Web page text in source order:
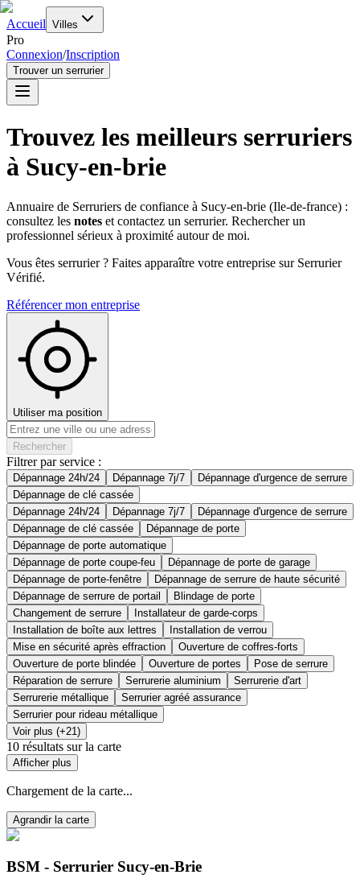
Accueil Villes
Pro
Connexion/Inscription
Trouver un serrurier
Trouvez les meilleurs serruriers
à Sucy-en-brie
Annuaire de Serruriers de confiance à Sucy-en-brie (Ile-de-france) :
consultez les notes et contactez un serrurier. Rechercher un
professionnel sérieux à proximité autour de moi.
Vous êtes serrurier ? Faites apparaître votre entreprise sur Serrurier
Vérifié.
Référencer mon entreprise
Utiliser ma position
Rechercher
Filtrer par service :
Dépannage 24h/24 Dépannage 7j/7
Dépannage d'urgence de serrure
Dépannage de clé cassée
Dépannage 24h/24
Dépannage 7j/7
Dépannage d'urgence de serrure
Dépannage de clé cassée
Dépannage de porte
Dépannage de porte automatique
Dépannage de porte coupe-feu
Dépannage de porte de garage
Dépannage de porte-fenêtre
Dépannage de serrure de haute sécurité
Dépannage de serrure de portail
Blindage de porte
Changement de serrure
Installateur de garde-corps
Installation de boîte aux lettres
Installation de verrou
Mise en sécurité après effraction
Ouverture de coffres-forts
Ouverture de porte blindée
Ouverture de portes
Pose de serrure
Réparation de serrure
Serrurerie aluminium
Serrurerie d'art
Serrurerie métallique
Serrurier agréé assurance
Serrurier pour rideau métallique
Voir plus (+21)
10 résultats sur la carte
Afficher plus
Chargement de la carte...
Agrandir la carte
BSM - Serrurier Sucy-en-Brie